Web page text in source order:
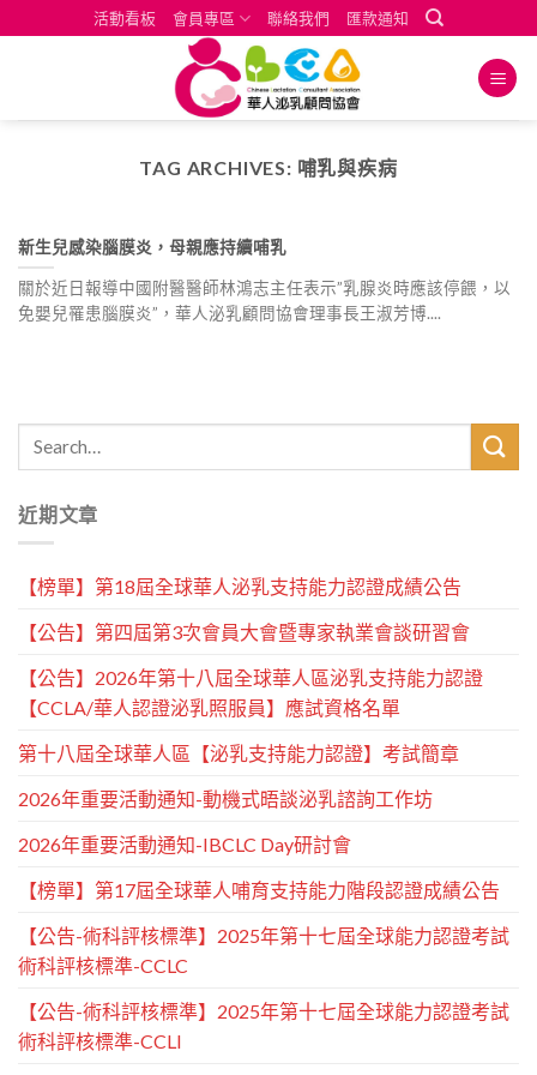
to
活動看板 會員專區 聯絡我們 匯款通知
TAG ARCHIVES: 哺乳與疾病
新生兒感染腦膜炎，母親應持續哺乳
關於近日報導中國附醫醫師林鴻志主任表示”乳腺炎時應該停餵，以
免嬰兒罹患腦膜炎”，華人泌乳顧問協會理事長王淑芳博....
近期文章
【榜單】第18屆全球華人泌乳支持能力認證成績公告
【公告】第四屆第3次會員大會暨專家執業會談研習會
【公告】2026年第十八屆全球華人區泌乳支持能力認證
【CCLA/華人認證泌乳照服員】應試資格名單
第十八屆全球華人區【泌乳支持能力認證】考試簡章
2026年重要活動通知-動機式晤談泌乳諮詢工作坊
2026年重要活動通知-IBCLC Day研討會
【榜單】第17屆全球華人哺育支持能力階段認證成績公告
【公告-術科評核標準】2025年第十七屆全球能力認證考試
術科評核標準-CCLC
【公告-術科評核標準】2025年第十七屆全球能力認證考試
術科評核標準-CCLI